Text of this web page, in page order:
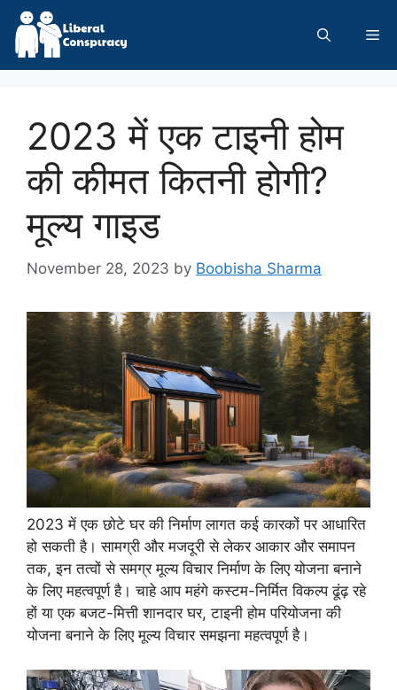
Skip
content
2023 में एक टाइनी होम
की कीमत कितनी होगी?
मूल्य गाइड
November 28, 2023 by Boobisha Sharma
2023 में एक छोटे घर की निर्माण लागत कई कारकों पर आधारित
हो सकती है। सामग्री और मजदूरी से लेकर आकार और समापन
तक, इन तत्वों से समग्र मूल्य विचार निर्माण के लिए योजना बनाने
के लिए महत्वपूर्ण है। चाहे आप महंगे कस्टम-निर्मित विकल्प ढूंढ़ रहे
हों या एक बजट-मित्ती शानदार घर, टाइनी होम परियोजना की
योजना बनाने के लिए मूल्य विचार समझना महत्वपूर्ण है।